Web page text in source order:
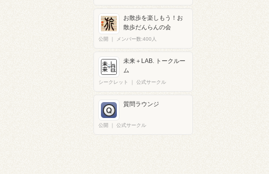
お散歩を楽しもう！お
散歩だんらんの会
公開 メンバー数:400人
未来＋LAB. トークルー
ム
シークレット 公式サークル
質問ラウンジ
公開 公式サークル